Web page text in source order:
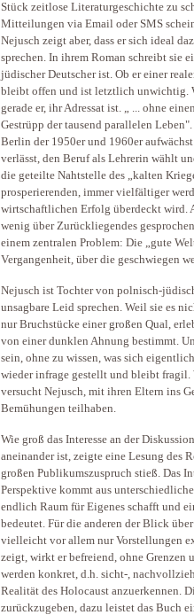
Stück zeitlose Literaturgeschichte zu
Mitteilungen via Email oder SMS
Nejusch zeigt aber, dass er sich ideal
sprechen. In ihrem Roman schreibt sie
jüdischer Deutscher ist. Ob er einer
bleibt offen und ist letztlich unwichtig.
gerade er, ihr Adressat ist. „ ... ohne
Gestrüpp der tausend parallelen
Berlin der 1950er und 1960er
verlässt, den Beruf als Lehrerin wählt
die geteilte Nahtstelle des „kalten
prosperierenden, immer vielfältiger
wirtschaftlichen Erfolg überdeckt wird.
wenig über Zurückliegendes
einem zentralen Problem: Die „gute
Vergangenheit, über die geschwiegen
Nejusch ist Tochter von polnisch-
unsagbare Leid sprechen. Weil sie es
nur Bruchstücke einer großen Qual,
von einer dunklen Ahnung bestimmt.
sein, ohne zu wissen, was sich
wieder infrage gestellt und bleibt fragil.
versucht Nejusch, mit ihren Eltern ins
Bemühungen teilhaben.
Wie groß das Interesse an der
aneinander ist, zeigte eine Lesung des
großen Publikumszuspruch stieß. Das
Perspektive kommt aus
endlich Raum für Eigenes schafft und
bedeutet. Für die anderen der Blick
vielleicht vor allem nur Vorstellungen
zeigt, wirkt er befreiend, ohne Grenzen
werden konkret, d.h. sicht-,
Realität des Holocaust anzuerkennen.
zurückzugeben, dazu leistet das Buch